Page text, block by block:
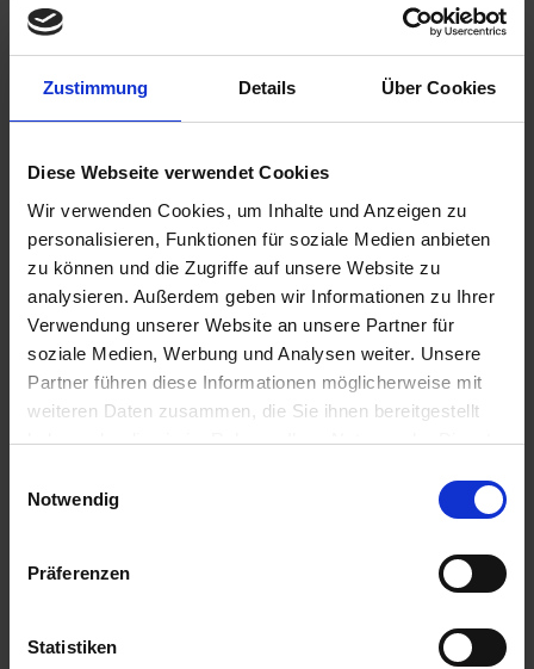
Zustimmung Details Über Cookies
Diese Webseite verwendet Cookies
Wir verwenden Cookies, um Inhalte und Anzeigen zu
personalisieren, Funktionen für soziale Medien anbieten
zu können und die Zugriffe auf unsere Website zu
analysieren. Außerdem geben wir Informationen zu Ihrer
Verwendung unserer Website an unsere Partner für
soziale Medien, Werbung und Analysen weiter. Unsere
Partner führen diese Informationen möglicherweise mit
weiteren Daten zusammen, die Sie ihnen bereitgestellt
haben oder die sie im Rahmen Ihrer Nutzung der Dienste
Cookies, wenn Sie unsere Webseite weiterhin nutzen.
Notwendig
Präferenzen
Statistiken
€109.00
Prices incl. VAT, plus shipping costs
Ready to ship today, Delivery time appr. 2-4 workdays within
Germany
Add to shopping cart
Remember Comment
part no.: 1112375
The classic round valve cover was the first original